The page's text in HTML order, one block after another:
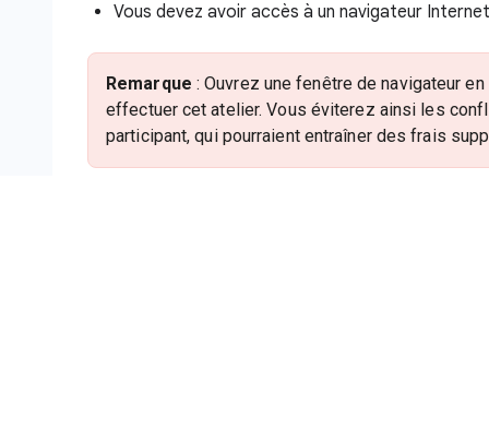
Vous devez avoir accès à un navigateur
Remarque : Ouvrez une fenêtre de navigateur
effectuer cet atelier. Vous éviterez ainsi les
participant, qui pourraient entraîner des frais